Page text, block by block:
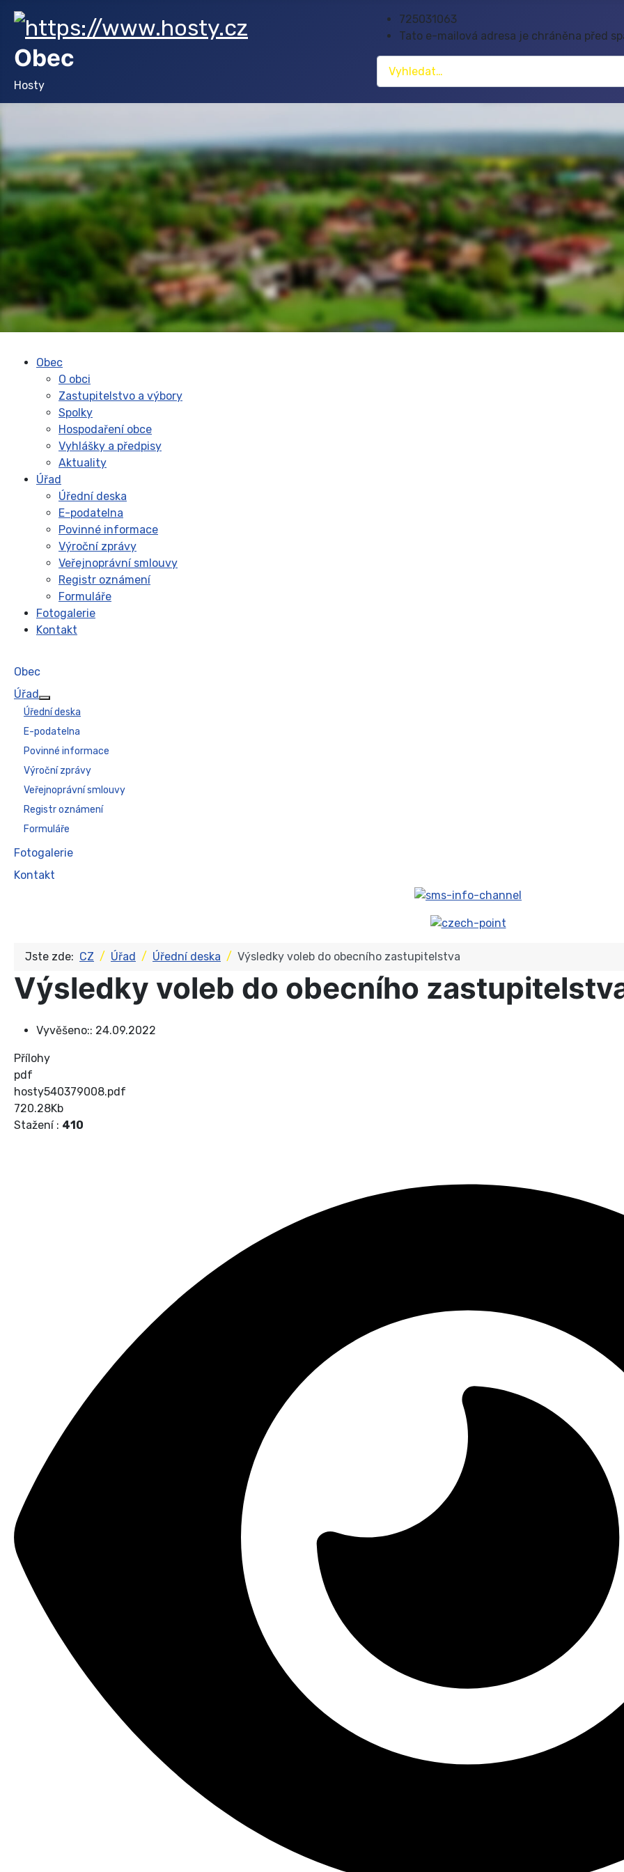
Obec
Hosty
725031063
Tato e-mailová adresa je chráněna před
Hledat
Obec
O obci
Zastupitelstvo a výbory
Spolky
Hospodaření obce
Vyhlášky a předpisy
Aktuality
Úřad
Úřední deska
E-podatelna
Povinné informace
Výroční zprávy
Veřejnoprávní smlouvy
Registr oznámení
Formuláře
Fotogalerie
Kontakt
Obec
Úřad
Více o: Úřad
Úřední deska
E-podatelna
Povinné informace
Výroční zprávy
Veřejnoprávní smlouvy
Registr oznámení
Formuláře
Fotogalerie
Kontakt
Jste zde: CZ Úřad Úřední deska Výsledky voleb do obecního zastupitelstva
Výsledky voleb do obecního
Vyvěšeno:: 24.09.2022
Přílohy
pdf
hosty540379008.pdf
720.28Kb
Stažení : 410